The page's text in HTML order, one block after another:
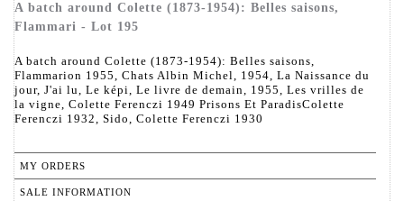
A batch around Colette (1873-1954): Belles saisons,
Flammari - Lot 195
A batch around Colette (1873-1954): Belles saisons,
Flammarion 1955, Chats Albin Michel, 1954, La Naissance du
jour, J'ai lu, Le képi, Le livre de demain, 1955, Les vrilles de
la vigne, Colette Ferenczi 1949 Prisons Et ParadisColette
Ferenczi 1932, Sido, Colette Ferenczi 1930
MY ORDERS
SALE INFORMATION